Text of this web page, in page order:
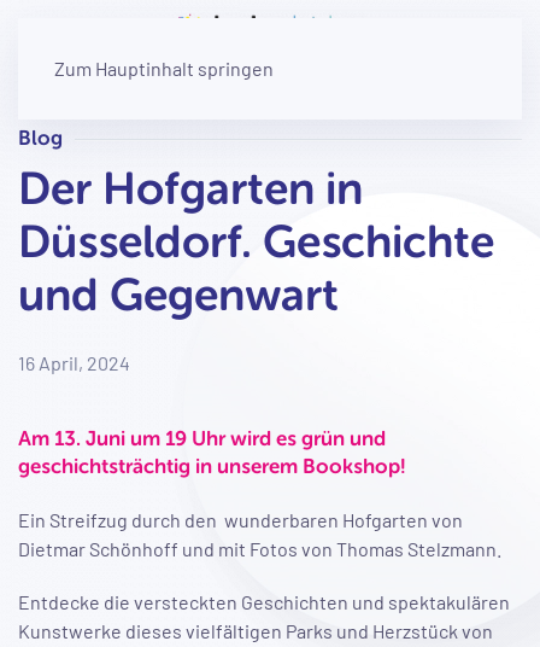
Zum Hauptinhalt springen
Blog
Der Hofgarten in
Düsseldorf. Geschichte
und Gegenwart
16 April, 2024
Am 13. Juni um 19 Uhr wird es grün und
geschichtsträchtig in unserem Bookshop!
Ein Streifzug durch den wunderbaren Hofgarten von
Dietmar Schönhoff und mit Fotos von Thomas Stelzmann.
Entdecke die versteckten Geschichten und spektakulären
Kunstwerke dieses vielfältigen Parks und Herzstück von